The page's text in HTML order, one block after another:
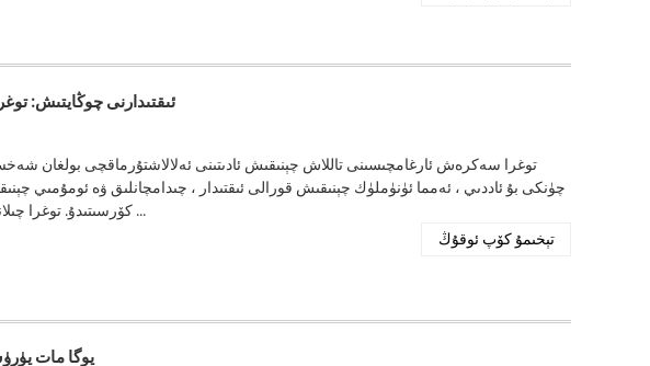
ئىقتىدارنى چوڭايتىش:
توغرا سەكرەش ئارغامچىسىنى تاللاش چېنىقىش ئادىتىنى ئەلالاشتۇرماقچى بولغان
چۈنكى بۇ ئاددىي ، ئەمما ئۈنۈملۈك چېنىقىش قورالى ئىقتىدار ، چىدامچانلىق ۋە ئومۇمىي
كۆرسىتىدۇ. توغرا چىلاننى تاللاشنىڭ مۇھىملىقىنى چۈشىنىش ...
تېخىمۇ كۆپ ئوقۇڭ
يوگا مات